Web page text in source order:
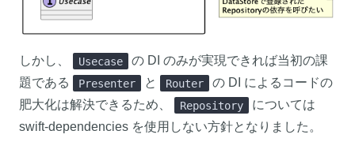
しかし、 Usecase
の DI のみが実現できれば当初の課
題である
Presenter と Router
の DI によるコードの
肥大化は解決できるため、
Repository
については
swift-dependencies を使用しない方針となりました。